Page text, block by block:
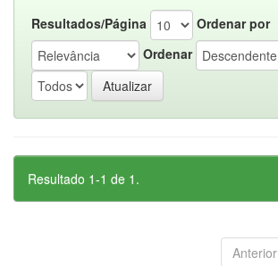
Resultados/Página
Ordenar por
Ordenar
Resultado 1-1 de 1.
Anterior